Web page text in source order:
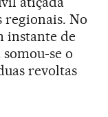
regionais. No
instante de
se o
revoltas